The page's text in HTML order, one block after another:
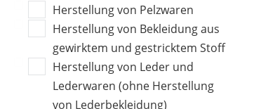
Herstellung von Pelzwaren
Herstellung von Bekleidung aus
gewirktem und gestricktem Stoff
Herstellung von Leder und
Lederwaren (ohne Herstellung
von Lederbekleidung)